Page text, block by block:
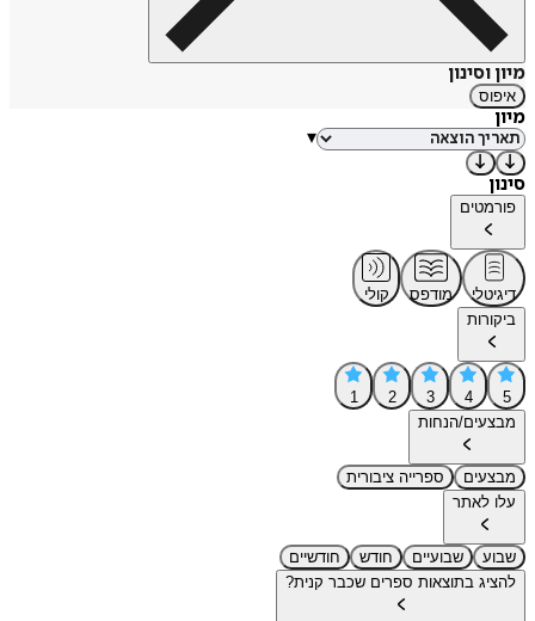
מיון וסינון
איפוס
מיון
▾
סינון
פורמטים
דיגיטלי מודפס
קולי
ביקורות
5
4
3
2
1
מבצעים/הנחות
מבצעים
ספרייה ציבורית
עלו לאתר
שבוע שבועיים חודש
חודשיים
להציג בתוצאות ספרים שכבר קנית?